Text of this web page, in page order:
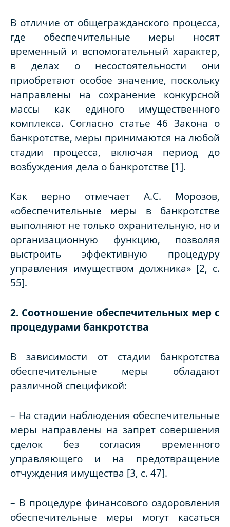
В отличие от общегражданского процесса,
где обеспечительные меры носят
временный и вспомогательный характер,
в делах о несостоятельности они
приобретают особое значение, поскольку
направлены на сохранение конкурсной
массы как единого имущественного
комплекса. Согласно статье 46 Закона о
банкротстве, меры принимаются на любой
стадии процесса, включая период до
возбуждения дела о банкротстве [1].
Как верно отмечает А.С. Морозов,
«обеспечительные меры в банкротстве
выполняют не только охранительную, но и
организационную функцию, позволяя
выстроить эффективную процедуру
управления имуществом должника» [2, с.
55].
2. Соотношение обеспечительных мер с
процедурами банкротства
В зависимости от стадии банкротства
обеспечительные меры обладают
различной спецификой:
– На стадии наблюдения обеспечительные
меры направлены на запрет совершения
сделок без согласия временного
управляющего и на предотвращение
отчуждения имущества [3, с. 47].
– В процедуре финансового оздоровления
обеспечительные меры могут касаться